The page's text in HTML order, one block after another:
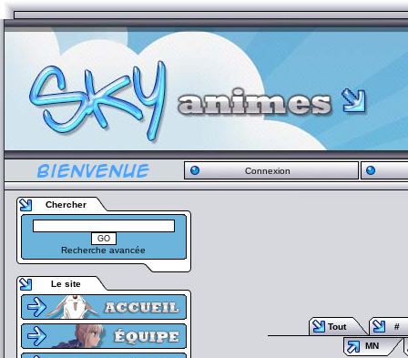
Connexion
Chercher
Recherche avancée
Le site
Tout
#
MN